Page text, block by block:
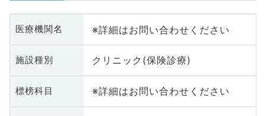
医療機関名 ※詳細はお問い合わせください
施設種別 クリニック(保険診療)
標榜科目 ※詳細はお問い合わせください